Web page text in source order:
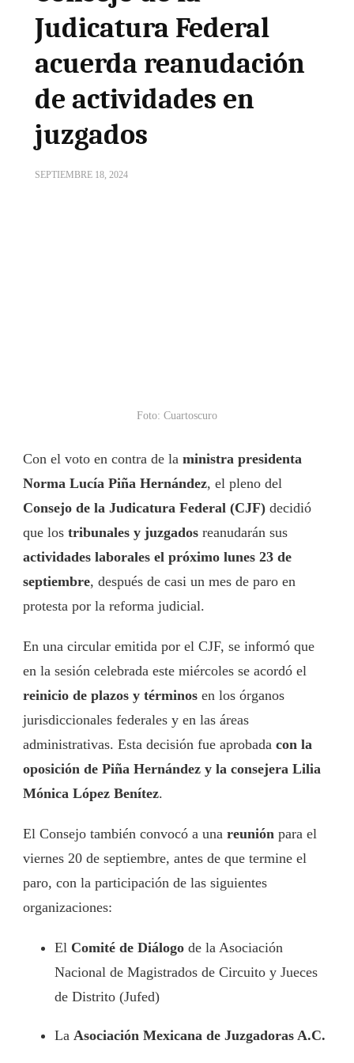
Judicatura Federal
acuerda reanudación
de actividades en
juzgados
SEPTIEMBRE 18, 2024
Foto: Cuartoscuro
Con el voto en contra de la ministra presidenta
Norma Lucía Piña Hernández, el pleno del
Consejo de la Judicatura Federal (CJF) decidió
que los tribunales y juzgados reanudarán sus
actividades laborales el próximo lunes 23 de
septiembre, después de casi un mes de paro en
protesta por la reforma judicial.
En una circular emitida por el CJF, se informó que
en la sesión celebrada este miércoles se acordó el
reinicio de plazos y términos en los órganos
jurisdiccionales federales y en las áreas
administrativas. Esta decisión fue aprobada con la
oposición de Piña Hernández y la consejera Lilia
Mónica López Benítez.
El Consejo también convocó a una reunión para el
viernes 20 de septiembre, antes de que termine el
paro, con la participación de las siguientes
organizaciones:
El Comité de Diálogo de la Asociación
Nacional de Magistrados de Circuito y Jueces
de Distrito (Jufed)
La Asociación Mexicana de Juzgadoras A.C.